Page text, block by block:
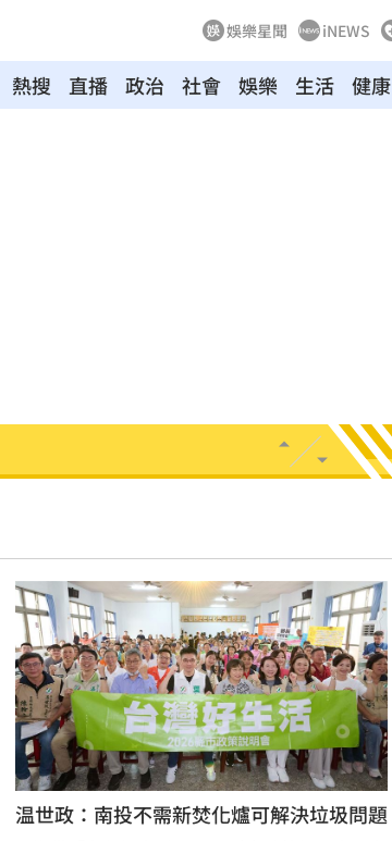
娛樂星聞 iNEWS
熱搜 直播 政治 社會 娛樂 生活 健康
12:11
12:08
12:07
12:02
温世政：南投不需新焚化爐可解決垃圾問題